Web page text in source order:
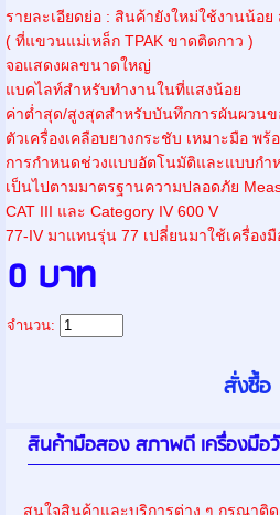
รายละเอียดย่อ : สินค้ายังใหม่ใช้งานน้อย
( ที่แขวนแม่เหล็ก TPAK ขาดติดกาว )
จอแสดงผลขนาดใหญ่
แบคไลท์สำหรับทำงานในที่แสงน้อย
ค่าต่ำสุด/สูงสุดสำหรับบันทึกการผันผวน
ตัวเครื่องเคลือบยางกระชับ เหมาะมือ พ
การกำหนดช่วงแบบอัตโนมัติและแบบกำ
เป็นไปตามมาตรฐานความปลอดภัย
CAT III และ Category IV 600 V
77-IV มาแทนรุ่น 77 เปลี่ยนมาใช้เครื่อง
0 บาท
จำนวน:
สินค้ามือสอง สภาพดี เครื่องมือ
สนใจสินค้าและบริการต่าง ๆ กรุณาติ